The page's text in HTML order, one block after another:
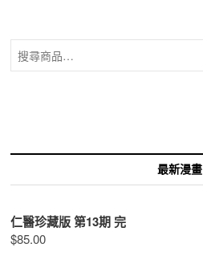
最新漫畫
仁醫珍藏版 第13期 完
$85.00